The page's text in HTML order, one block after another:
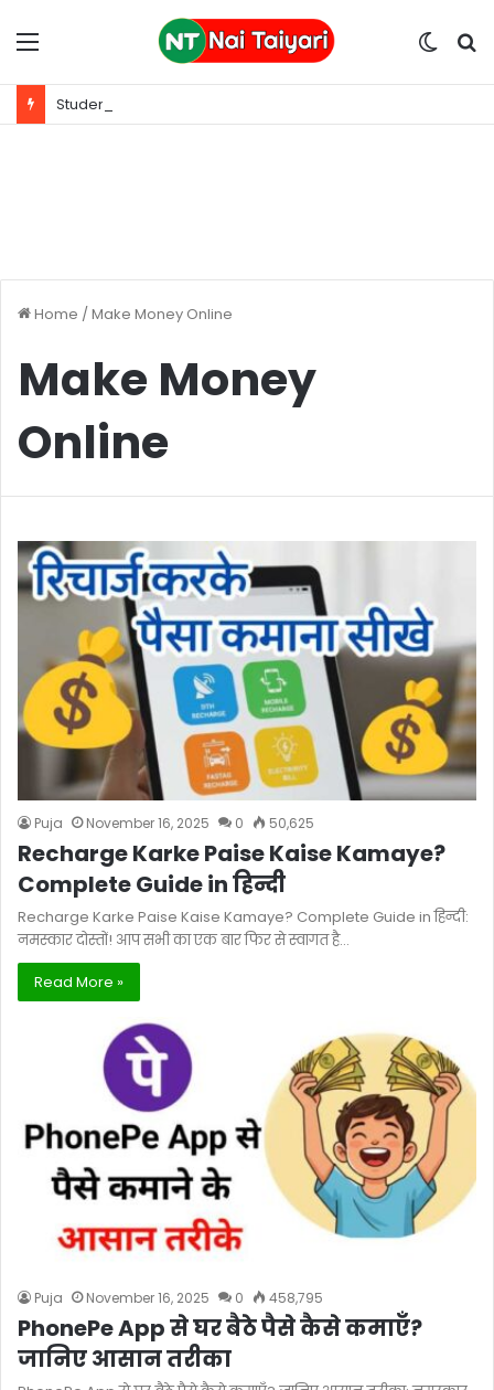
Menu
Switch
Home /Make Money Online
Make Money
Online
Puja November 16, 2025 0 50,625
Recharge Karke Paise Kaise Kamaye?
Complete Guide in हिन्दी
Recharge Karke Paise Kaise Kamaye? Complete Guide in हिन्दी:
नमस्कार दोस्तों! आप सभी का एक बार फिर से स्वागत है…
Read More »
Puja November 16, 2025 0 458,795
PhonePe App से घर बैठे पैसे कैसे कमाएँ?
जानिए आसान तरीका